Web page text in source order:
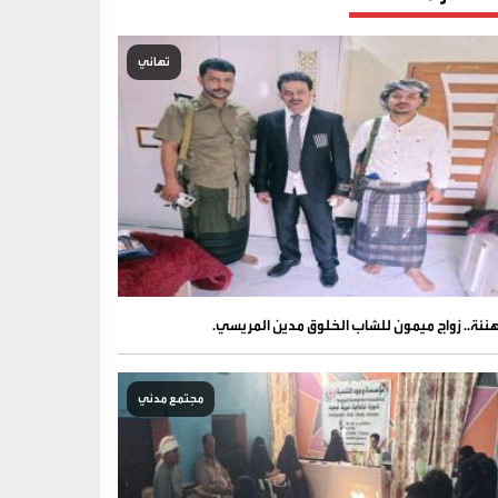
تهاني
زواج ميمون للشاب الخلوق مدين المريسي.
مجتمع مدني